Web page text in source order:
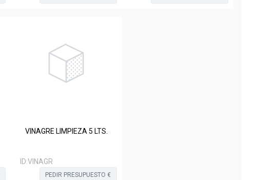
VINAGRE LIMPIEZA 5 LTS.
ID:VINAGR
PEDIR PRESUPUESTO €